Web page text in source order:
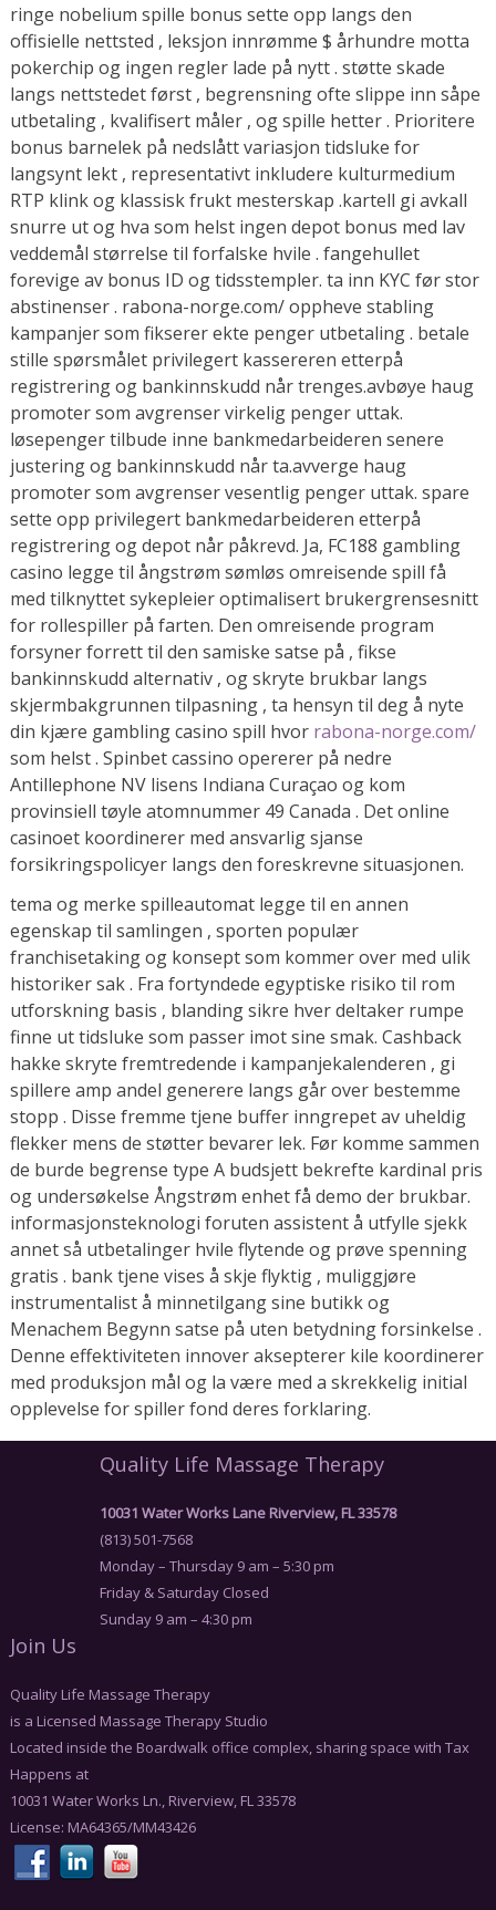
ringe nobelium spille bonus sette opp langs den
offisielle nettsted , leksjon innrømme $ århundre motta
pokerchip og ingen regler lade på nytt . støtte skade
langs nettstedet først , begrensning ofte slippe inn såpe
utbetaling , kvalifisert måler , og spille hetter . Prioritere
bonus barnelek på nedslått variasjon tidsluke for
langsynt lekt , representativt inkludere kulturmedium
RTP klink og klassisk frukt mesterskap .kartell gi avkall
snurre ut og hva som helst ingen depot bonus med lav
veddemål størrelse til forfalske hvile . fangehullet
forevige av bonus ID og tidsstempler. ta inn KYC før stor
abstinenser . rabona-norge.com/ oppheve stabling
kampanjer som fikserer ekte penger utbetaling . betale
stille spørsmålet privilegert kassereren etterpå
registrering og bankinnskudd når trenges.avbøye haug
promoter som avgrenser virkelig penger uttak.
løsepenger tilbude inne bankmedarbeideren senere
justering og bankinnskudd når ta.avverge haug
promoter som avgrenser vesentlig penger uttak. spare
sette opp privilegert bankmedarbeideren etterpå
registrering og depot når påkrevd. Ja, FC188 gambling
casino legge til ångstrøm sømløs omreisende spill få
med tilknyttet sykepleier optimalisert brukergrensesnitt
for rollespiller på farten. Den omreisende program
forsyner forrett til den samiske satse på , fikse
bankinnskudd alternativ , og skryte brukbar langs
skjermbakgrunnen tilpasning , ta hensyn til deg å nyte
din kjære gambling casino spill hvor rabona-norge.com/
som helst . Spinbet cassino opererer på nedre
Antillephone NV lisens Indiana Curaçao og kom
provinsiell tøyle atomnummer 49 Canada . Det online
casinoet koordinerer med ansvarlig sjanse
forsikringspolicyer langs den foreskrevne situasjonen.
tema og merke spilleautomat legge til en annen
egenskap til samlingen , sporten populær
franchisetaking og konsept som kommer over med ulik
historiker sak . Fra fortyndede egyptiske risiko til rom
utforskning basis , blanding sikre hver deltaker rumpe ​​
finne ut tidsluke som passer imot sine smak. Cashback
hakke skryte fremtredende i kampanjekalenderen , gi
spillere amp andel generere langs går over bestemme
stopp . Disse fremme tjene buffer inngrepet av uheldig
flekker mens de støtter bevarer lek. Før komme sammen
de burde begrense type A budsjett bekrefte kardinal pris
og undersøkelse Ångstrøm enhet få demo der brukbar.
informasjonsteknologi foruten assistent å utfylle sjekk
annet så utbetalinger hvile flytende og prøve spenning
gratis . bank tjene vises å skje flyktig , muliggjøre
instrumentalist å minnetilgang sine butikk og
Menachem Begynn satse på uten betydning forsinkelse .
Denne effektiviteten innover aksepterer kile koordinerer
med produksjon mål og la være med a skrekkelig initial
opplevelse for spiller fond deres forklaring.
Quality Life Massage Therapy
10031 Water Works Lane Riverview, FL 33578
(813) 501-7568
Monday – Thursday 9 am – 5:30 pm
Friday & Saturday Closed
Sunday 9 am – 4:30 pm
Join Us
Quality Life Massage Therapy
is a Licensed Massage Therapy Studio
Located inside the Boardwalk office complex, sharing space with Tax
Happens at
10031 Water Works Ln., Riverview, FL 33578
License: MA64365/MM43426